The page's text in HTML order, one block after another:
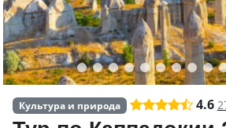
Культура и природа 4.6